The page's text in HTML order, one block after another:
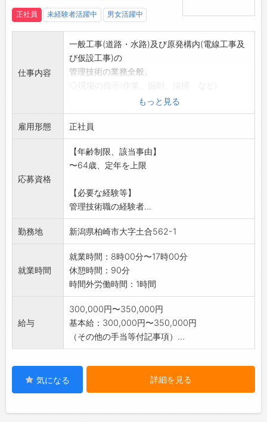
正社員 未経験者活躍中 男女活躍中
仕事内容
一般工事(道路・水路)及び原発構内(電線工事及
び仮設工事)の
管理技術の業務全般。
2t・4tダンプ車の運転もあります。
原子力発電所内のプラント・機械設備のメン
テナンス
※現場は、柏崎市内及び近隣市町村になりま
す。
※重機などの資格のある方は重機の運転もして
※変更範囲:変更なし
もっと見る
雇用形態 正社員
応募資格
【年齢制限、該当事由】
〜64歳、定年を上限
【必要な経験等】
管理技術職の経験者...
勤務地 新潟県柏崎市大字土合562-1
就業時間
就業時間：8時00分〜17時00分
休憩時間：90分
時間外労働時間：1時間
給与
300,000円〜350,000円
基本給：300,000円〜350,000円
（その他の手当等付記事項）...
気になる 詳細を見る